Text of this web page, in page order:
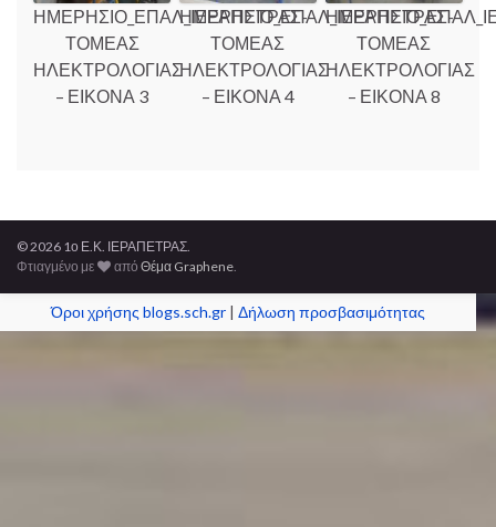
ΗΜΕΡΗΣΙΟ_ΕΠΑΛ_ΙΕΡΑΠΕΤΡΑΣ-
ΤΟΜΕΑΣ
ΗΛΕΚΤΡΟΛΟΓΙΑΣ
– ΕΙΚΟΝΑ 3
ΗΜΕΡΗΣΙΟ_ΕΠΑΛ_ΙΕΡΑΠΕΤΡΑΣ-
ΤΟΜΕΑΣ
ΗΛΕΚΤΡΟΛΟΓΙΑΣ
– ΕΙΚΟΝΑ 4
ΤΟΜΕΑΣ
ΗΛΕΚΤΡΟΛΟΓΙΑΣ
– ΕΙΚΟΝΑ 8
© 2026 1ο Ε.Κ. ΙΕΡΑΠΕΤΡΑΣ.
Φτιαγμένο με
απόΘέμα Graphene.
Όροι χρήσης blogs.sch.gr |Δήλωση προσβασιμότητας